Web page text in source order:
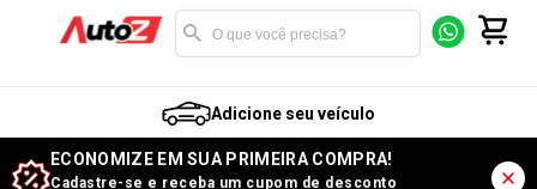
Adicione seu veículo
ECONOMIZE EM SUA PRIMEIRA COMPRA!
Cadastre-se e receba um cupom de desconto